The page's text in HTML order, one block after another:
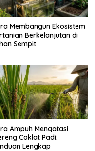
Membangun Ekosistem
Berkelanjutan di
Sempit
Ampuh Mengatasi
Coklat Padi:
Lengkap